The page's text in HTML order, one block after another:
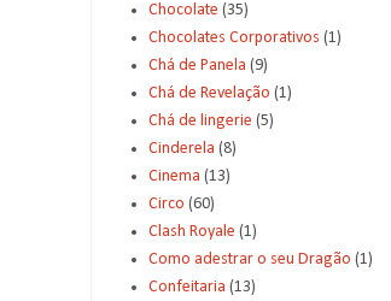
Chocolate (35)
Chocolates Corporativos (1)
Chá de Panela (9)
Chá de Revelação (1)
Chá de lingerie (5)
Cinderela (8)
Cinema (13)
Circo (60)
Clash Royale (1)
Como adestrar o seu Dragão (1)
Confeitaria (13)